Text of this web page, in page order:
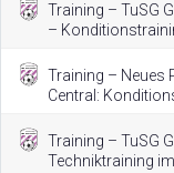
Training – TuSG
–
Training – Neues
Central:
Training – TuSG
Techniktraining im